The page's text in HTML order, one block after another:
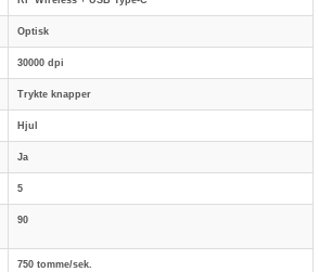
Optisk
30000 dpi
Trykte knapper
Hjul
Ja
5
90
750 tomme/sek.